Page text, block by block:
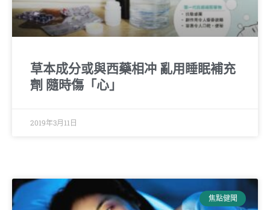
草本成分或與西藥相冲 亂用睡眠補充
劑 隨時傷「心」
2019年3月11日
焦點健聞